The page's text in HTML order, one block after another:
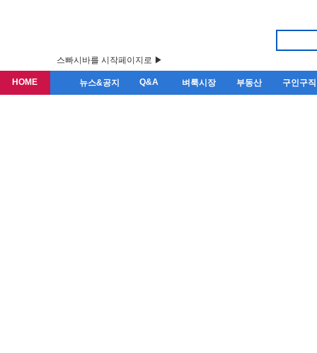
스빠시바를 시작페이지로 ▶
HOME 뉴스&공지 Q&A 벼룩시장 부동산 구인구직